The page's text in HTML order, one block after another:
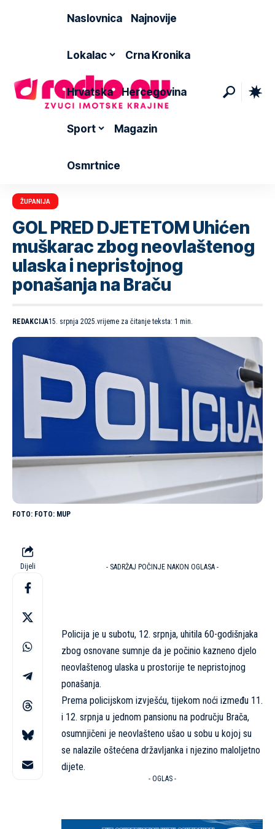
Naslovnica Najnovije
Lokalac Crna Kronika
Hrvatska Hercegovina
Sport Magazin
Osmrtnice
ŽUPANIJA
GOL PRED DJETETOM Uhićen
muškarac zbog neovlaštenog
ulaska i nepristojnog
ponašanja na Braču
REDAKCIJA15. srpnja 2025.vrijeme za čitanje teksta: 1 min.
FOTO: MUP
Dijeli - SADRŽAJ POČINJE NAKON OGLASA -
Policija je u subotu, 12. srpnja, uhitila 60-godišnjaka
zbog osnovane sumnje da je počinio kazneno djelo
neovlaštenog ulaska u prostorije te nepristojnog
ponašanja.
Prema policijskom izvješću, tijekom noći između 11.
i 12. srpnja u jednom pansionu na području Brača,
osumnjičeni je neovlašteno ušao u sobu u kojoj su
se nalazile oštećena državljanka i njezino maloljetno
dijete.
- OGLAS -